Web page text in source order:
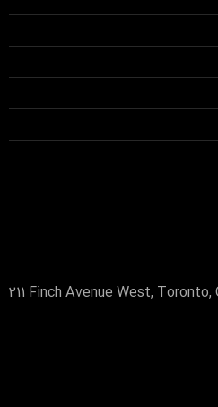
211 Finch Avenue West, Toronto,